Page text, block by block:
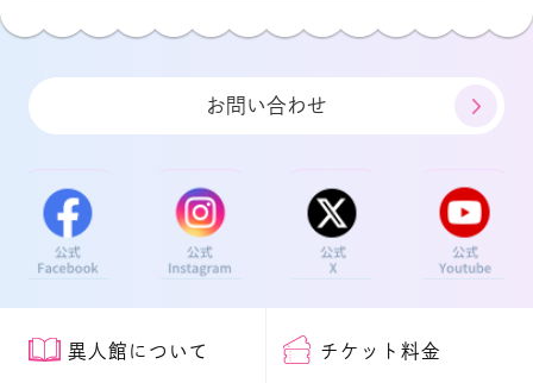
お問い合わせ
異人館について チケット料金